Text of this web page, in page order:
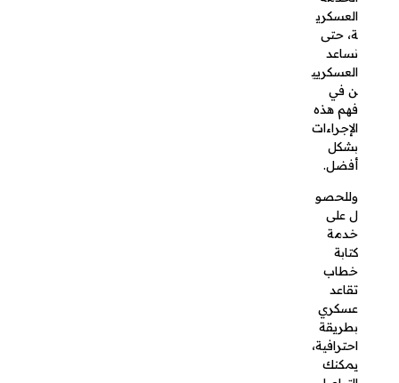
كتابة
خطاب
تقاعد
عسكري
بطريقة
احترافية،
يمكنك
التواصل
الحين
للحصول
على أفضل
خدماتنا
الكتابية
بالإضافة
إلى خدمة
الإرسال
إلى